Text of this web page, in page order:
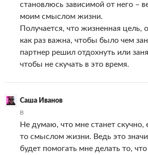
становлюсь зависимой от него –
моим смыслом жизни.
Получается, что жизненная цель,
как раз важна, чтобы было чем
партнер решил отдохнуть или
чтобы не скучать в это время.
Саша Иванов
В
Не думаю, что мне станет скучно,
то смыслом жизни. Ведь это
будет помогать мне делать то,